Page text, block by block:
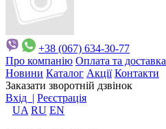
+38 (067) 634-30-77
Про компанію Оплата та доставка
Новини Каталог Акції Контакти
Заказати зворотній дзвінок
Вхід | Реєстрація
UA RU EN